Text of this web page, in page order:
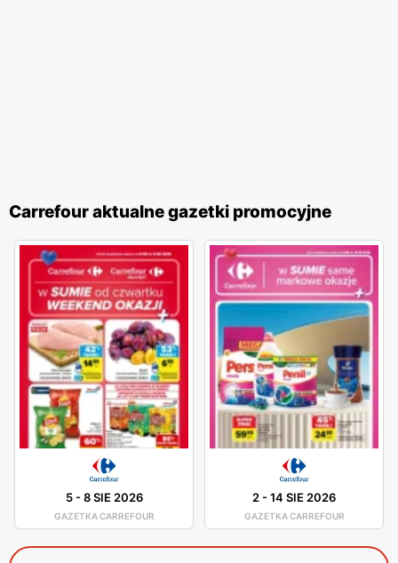
Carrefour aktualne gazetki promocyjne
5-8 SIE 2026
GAZETKA CARREFOUR
2-14 SIE 2026
GAZETKA CARREFOUR